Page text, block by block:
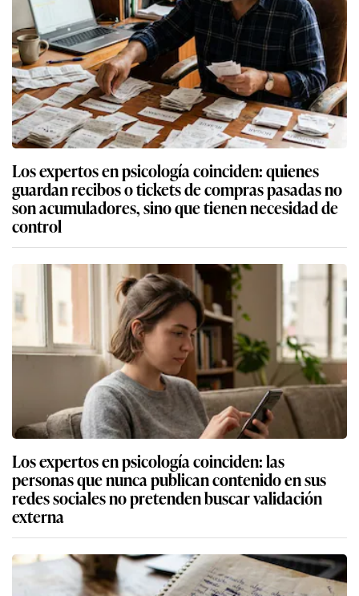
Los expertos en psicología coinciden: quienes
guardan recibos o tickets de compras pasadas no
son acumuladores, sino que tienen necesidad de
control
Los expertos en psicología coinciden: las
personas que nunca publican contenido en sus
redes sociales no pretenden buscar validación
externa